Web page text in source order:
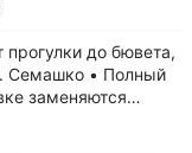
прогулки до бювета,
Семашко • Полный
заменяются